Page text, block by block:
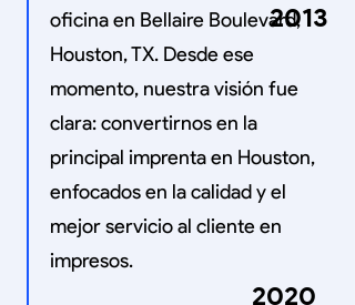
2013
oficina en Bellaire Boulevard,
Houston, TX. Desde ese
momento, nuestra visión fue
clara: convertirnos en la
principal imprenta en Houston,
enfocados en la calidad y el
mejor servicio al cliente en
impresos.
2020